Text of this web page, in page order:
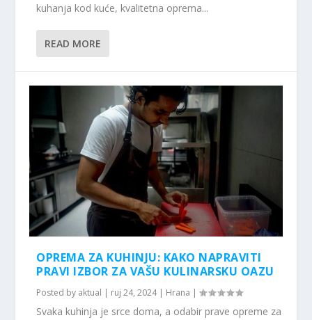
kuhanja kod kuće, kvalitetna oprema...
READ MORE
OPREMA ZA KUHINJU: KAKO NAPRAVITI
PRAVI IZBOR ZA VAŠU KULINARSKU OAZU
Posted by aktual | ruj 24, 2024| Hrana |
Svaka kuhinja je srce doma, a odabir prave opreme za